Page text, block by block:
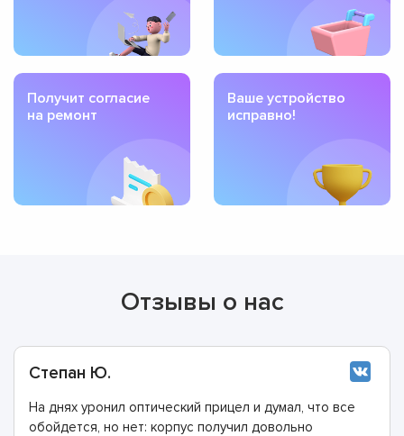
Получит согласие
на ремонт
Ваше устройство
исправно!
Отзывы о нас
Степан Ю.
На днях уронил оптический прицел и думал, что все
обойдется, но нет: корпус получил довольно